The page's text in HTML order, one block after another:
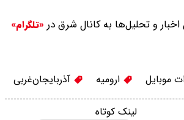
اخبار و تحلیل‌ها به کانال شرق در «تلگرام»
موبایل ارومیه آذربایجان‌غربی
لینک کوتاه